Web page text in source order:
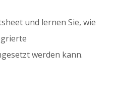
und lernen Sie, wie
werden kann.